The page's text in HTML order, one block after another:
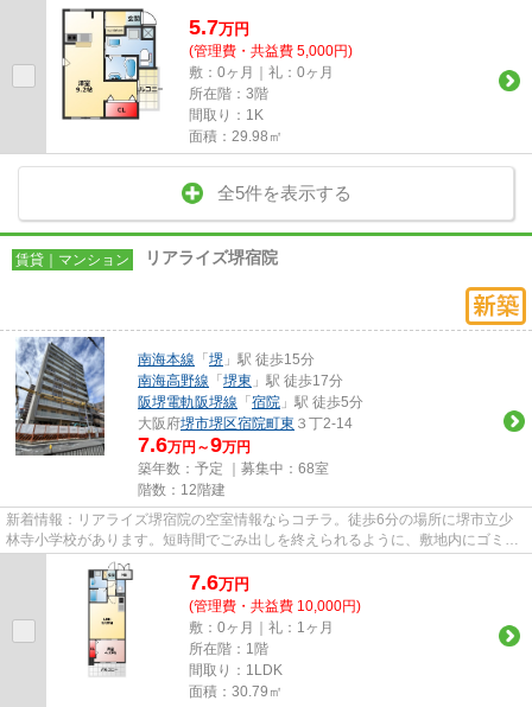
5.7万円
(管理費・共益費 5,000円)
敷：0ヶ月｜礼：0ヶ月
所在階：3階
間取り：1K
面積：29.98㎡
全5件を表示する
賃貸｜マンション リアライズ堺宿院
南海本線 「 堺 」駅 徒歩15分
南海高野線 「 堺東 」駅 徒歩17分
阪堺電軌阪堺線 「 宿院 」駅 徒歩5分
大阪府堺市堺区宿院町東 ３丁2-14
7.6万円～9万円
築年数：予定 ｜募集中： 68室
階数：12階建
新着情報：リアライズ堺宿院の空室情報ならコチラ。徒歩6分の場所に堺市立少
林寺小学校があります。短時間でごみ出しを終えられるように、敷地内にゴミ置
き場をつけております。日頃か...
7.6万円
(管理費・共益費 10,000円)
敷：0ヶ月｜礼：1ヶ月
所在階：1階
間取り：1LDK
面積：30.79㎡